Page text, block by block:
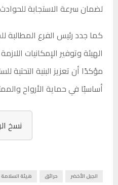
لضمان سرعة الاستجابة للحوادث
كما جدد رئيس الفرع المطالبة
الهيئة وتوفير الإمكانيات
مؤكدًا أن تعزيز البنية التحتية
أساسيًا في حماية الأرواح
نسخ
الجبل الأخضر حرائق هيئة